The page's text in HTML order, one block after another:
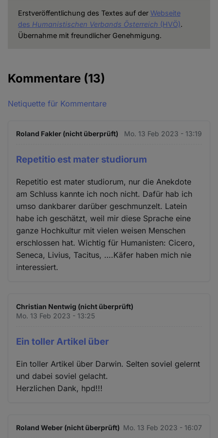
Erstveröffentlichung des Textes auf der Webseite
des Humanistischen Verbands Österreich (HVÖ).
Übernahme mit freundlicher Genehmigung.
Kommentare (13)
Netiquette für Kommentare
Roland Fakler (nicht überprüft) Mo. 13 Feb 2023 - 13:19
Repetitio est mater studiorum
Repetitio est mater studiorum, nur die Anekdote
am Schluss kannte ich noch nicht. Dafür hab ich
umso dankbarer darüber geschmunzelt. Latein
habe ich geschätzt, weil mir diese Sprache eine
ganze Hochkultur mit vielen weisen Menschen
erschlossen hat. Wichtig für Humanisten: Cicero,
Seneca, Livius, Tacitus, ….Käfer haben mich nie
interessiert.
Christian Nentwig (nicht überprüft)
Mo. 13 Feb 2023 - 13:25
Ein toller Artikel über
Ein toller Artikel über Darwin. Selten soviel gelernt
und dabei soviel gelacht.
Herzlichen Dank, hpd!!!
Roland Weber (nicht überprüft) Mo. 13 Feb 2023 - 16:07